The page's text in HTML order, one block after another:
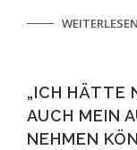
WEITERLESEN
„ICH HÄTTE
AUCH MEIN
NEHMEN